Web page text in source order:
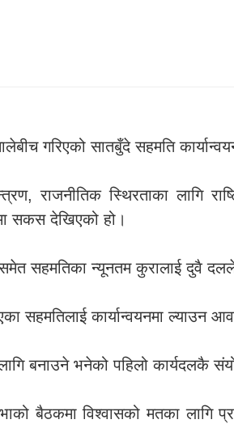
गरिएको सातबुँदे सहमति
राजनीतिक स्थिरताका
सकस देखिएको हो।
सहमतिका न्यूनतम कुरालाई दुवै
सहमतिलाई कार्यान्वयनमा ल्याउन
बनाउने भनेको पहिलो कार्यदलकै
बैठकमा विश्वासको मतका लागि